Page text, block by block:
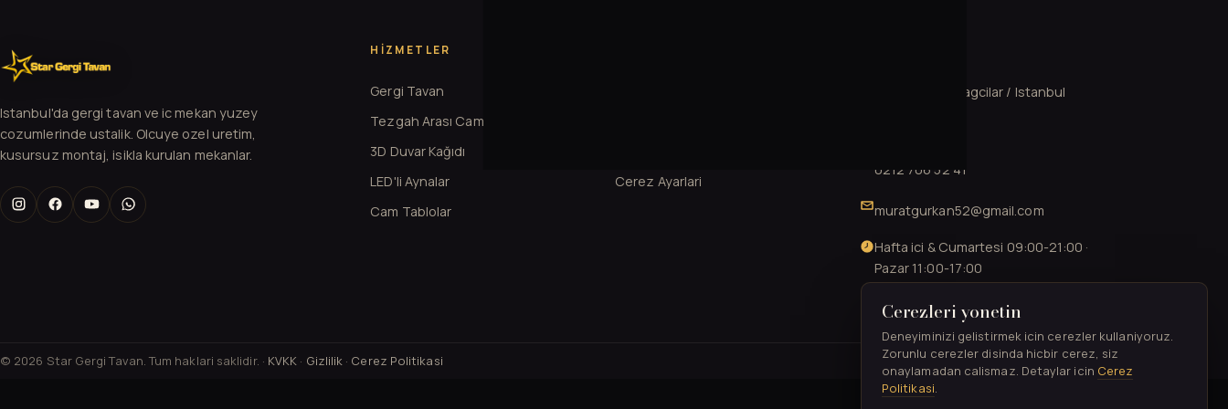
Istanbul'da gergi tavan ve ic mekan yuzey
cozumlerinde ustalik. Olcuye ozel uretim,
kusursuz montaj, isikla kurulan mekanlar.
HIZMETLER
Gergi Tavan
Tezgah Arası Cam
3D Duvar Kağıdı
LED'li Aynalar
Cam Tablolar
Cerez Ayarlari
Mahmutbey, Bagcilar / Istanbul
0212 706 52 41
muratgurkan52@gmail.com
Hafta ici & Cumartesi 09:00-21:00 ·
Pazar 11:00-17:00
© 2026 Star Gergi Tavan. Tum haklari saklidir. · KVKK · Gizlilik · Cerez Politikasi TASARIM & GELISTIRME
Cerezleri yonetin
Deneyiminizi gelistirmek icin cerezler kullaniyoruz.
Zorunlu cerezler disinda hicbir cerez, siz
onaylamadan calismaz. Detaylar icin Cerez
Politikasi.